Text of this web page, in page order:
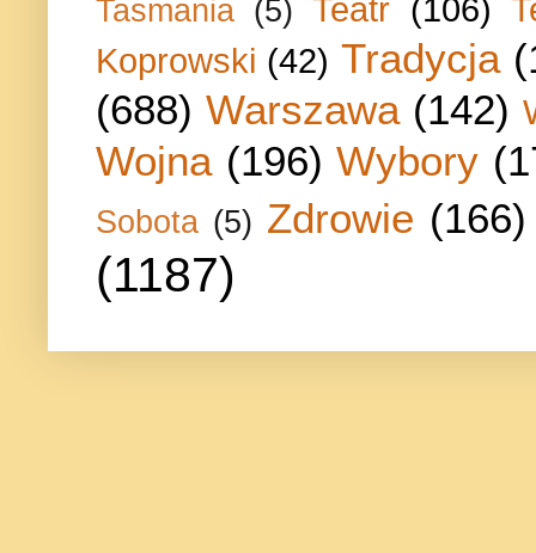
Tasmania (5) Teatr (106)
Koprowski (42) Tradycja
(688) Warszawa (142)
Wojna (196) Wybory
Sobota (5) Zdrowie (166)
(1187)